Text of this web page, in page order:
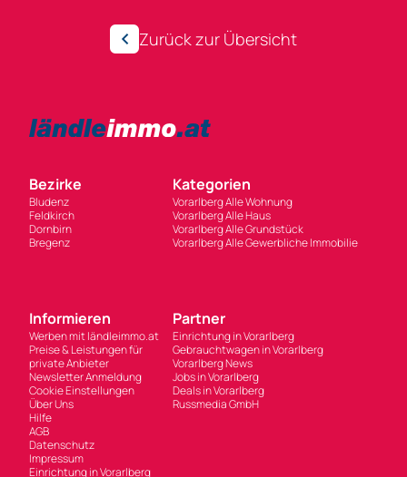
Zurück zur Übersicht
Bezirke
Bludenz
Feldkirch
Dornbirn
Bregenz
Kategorien
Vorarlberg Alle Wohnung
Vorarlberg Alle Haus
Vorarlberg Alle Grundstück
Vorarlberg Alle Gewerbliche Immobilie
Informieren
Werben mit ländleimmo.at
Preise & Leistungen für
private Anbieter
Newsletter Anmeldung
Cookie Einstellungen
Über Uns
Hilfe
AGB
Datenschutz
Impressum
Einrichtung in Vorarlberg
Partner
Einrichtung in Vorarlberg
Gebrauchtwagen in Vorarlberg
Vorarlberg News
Jobs in Vorarlberg
Deals in Vorarlberg
Russmedia GmbH